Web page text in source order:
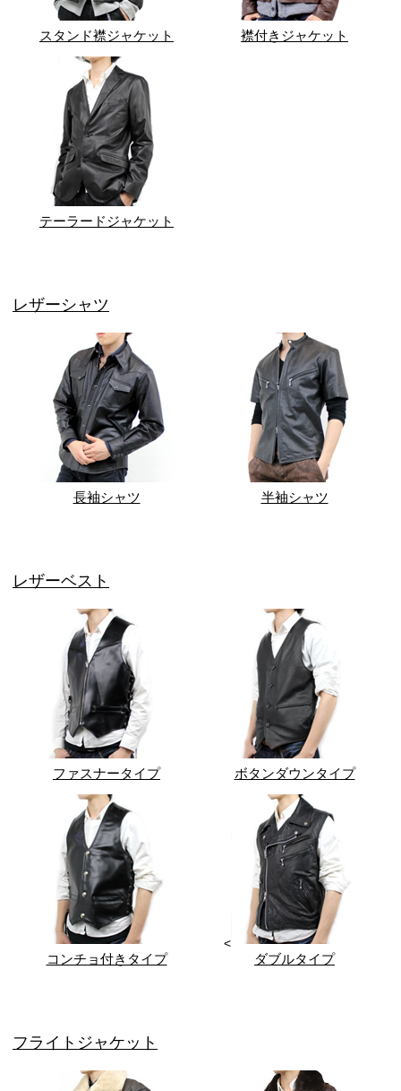
スタンド襟ジャケット 襟付きジャケット
テーラードジャケット
レザーシャツ
長袖シャツ 半袖シャツ
レザーベスト
ファスナータイプ ボタンダウンタイプ
コンチョ付きタイプ
<
ダブルタイプ
フライトジャケット